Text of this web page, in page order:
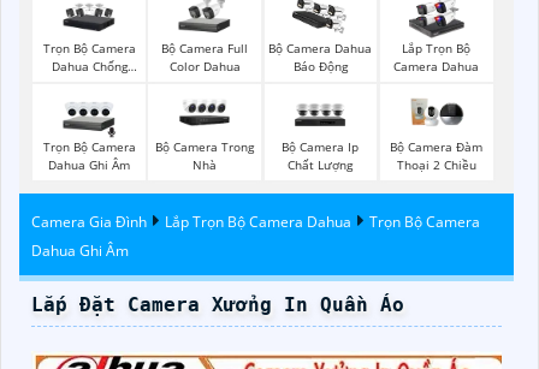
Trọn Bộ Camera
Dahua Chống
Bộ Camera Full
Color Dahua
Bộ Camera Dahua
Báo Động
Lắp Trọn Bộ
Camera Dahua
Trọn Bộ Camera
Dahua Ghi Âm
Bộ Camera Trong
Nhà
Bộ Camera Ip
Chất Lượng
Bộ Camera Đàm
Thoại 2 Chiều
Camera Gia Đình Lắp Trọn Bộ Camera Dahua
Trọn Bộ Camera
Dahua Ghi Âm
Lắp Đặt Camera Xưởng In Quần Áo